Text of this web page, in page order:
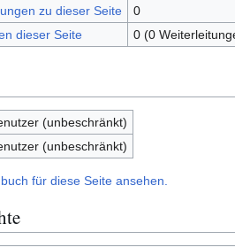
zu dieser Seite
0
dieser Seite
0 (0
(unbeschränkt)
(unbeschränkt)
für diese Seite ansehen.